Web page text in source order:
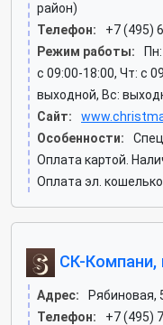
район)
Телефон:
+7 (495)
Режим работы:
c 09:00-18:00, Чт: c
выходной, Вс:
Сайт:
Особенности:
Оплата картой.
Оплата эл.
СК-Компани,
Адрес:
Рябиновая,
Телефон:
+7 (495)